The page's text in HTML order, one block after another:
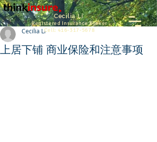
Cecilia Li
Registered Insurance Broker
Cell: 416-317-5678
上居下铺 商业保险和注意事项
Cecilia Li